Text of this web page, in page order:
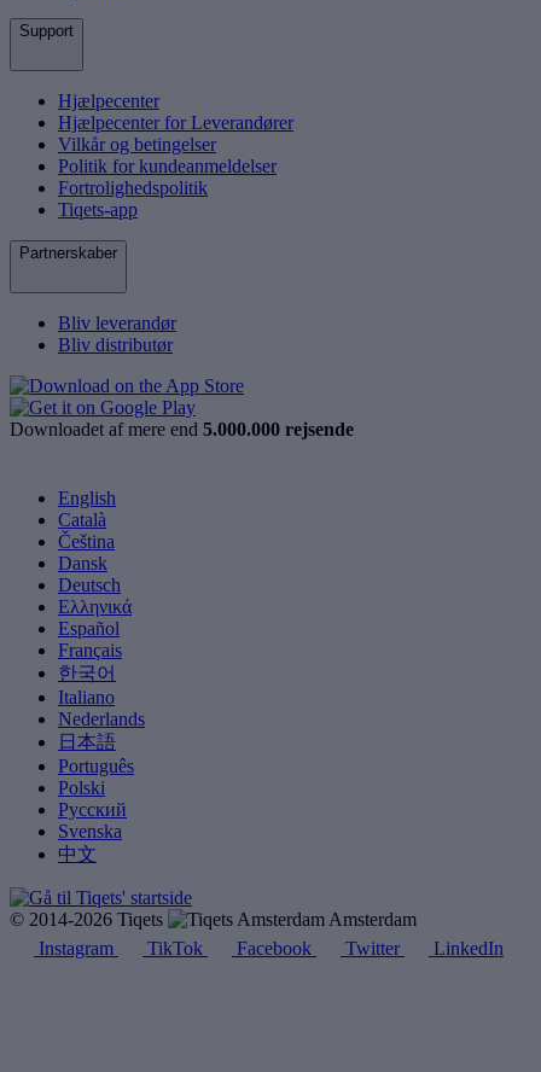
Support
Hjælpecenter
Hjælpecenter for Leverandører
Vilkår og betingelser
Politik for kundeanmeldelser
Fortrolighedspolitik
Tiqets-app
Partnerskaber
Bliv leverandør
Bliv distributør
Downloadet af mere end 5.000.000 rejsende
English
Català
Čeština
Dansk
Deutsch
Ελληνικά
Español
Français
한국어
Italiano
Nederlands
日本語
Português
Polski
Русский
Svenska
中文
© 2014-2026 Tiqets
Amsterdam
Instagram
TikTok Facebook Twitter LinkedIn